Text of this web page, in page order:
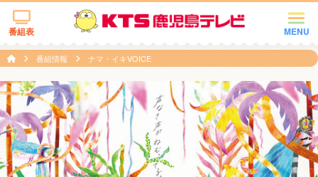
MENU
番組表
番組情報 ナマ・イキVOICE